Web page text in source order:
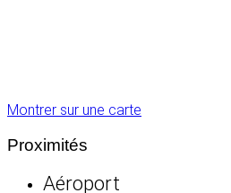
Montrer sur une carte
Proximités
Aéroport